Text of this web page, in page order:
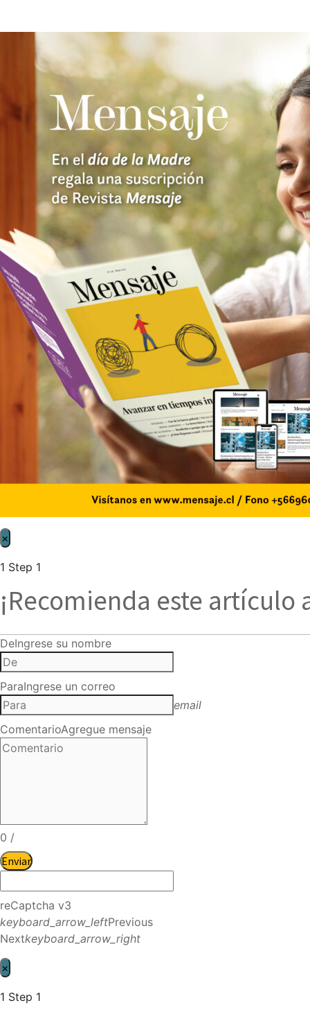
×
1 Step 1
¡Recomienda este artículo
DeIngrese su nombre
ParaIngrese un correo
email
ComentarioAgregue mensaje
0 /
Enviar
reCaptcha v3
keyboard_arrow_leftPrevious
Nextkeyboard_arrow_right
×
1 Step 1